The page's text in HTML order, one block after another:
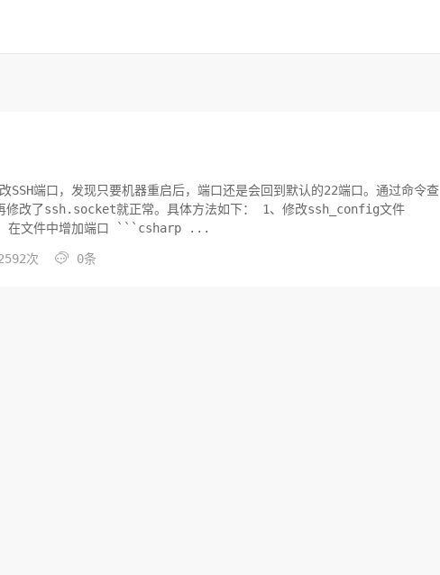
端口，发现只要机器重启后，端口还是会回到默认的22端口。通过命令查
就正常。具体方法如下： 1、修改ssh_config文件
文件中增加端口 ```csharp ...
次  0条